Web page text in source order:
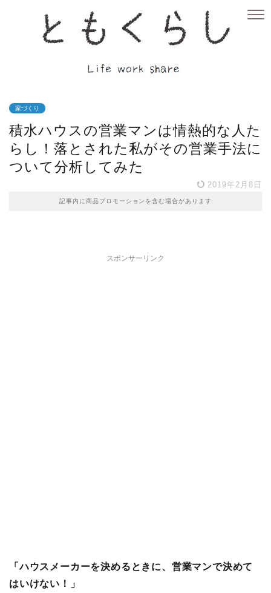
家づくり
積水ハウスの営業マンは情熱的な人た
らし！落とされた私がその営業手法に
ついて分析してみた
2019年2月8日
記事内に商品プロモーションを含む場合があります
スポンサーリンク
「ハウスメーカーを決めるときに、営業マンで決めて
はいけない！」